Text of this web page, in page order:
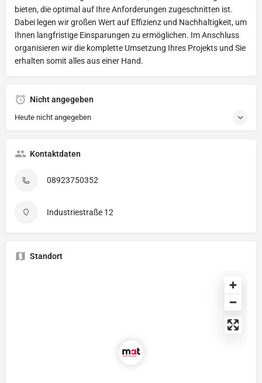
bieten, die optimal auf Ihre Anforderungen zugeschnitten ist.
Dabei legen wir großen Wert auf Effizienz und Nachhaltigkeit, um
Ihnen langfristige Einsparungen zu ermöglichen. Im Anschluss
organisieren wir die komplette Umsetzung Ihres Projekts und Sie
erhalten somit alles aus einer Hand.
Nicht angegeben
Heute nicht angegeben
Kontaktdaten
08923750352
Industriestraße 12
Standort